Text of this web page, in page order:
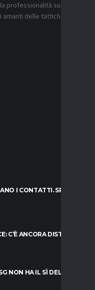
professionalità sui
delle tattiche
I CONTATTI. SPUNTA
C’È ANCORA DISTANZA
NON HA IL SÌ DEL PARMA